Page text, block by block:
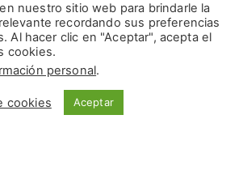
nuestro sitio web para brindarle la
recordando sus preferencias
Al hacer clic en "Aceptar", acepta el
cookies.
personal.
cookies Aceptar